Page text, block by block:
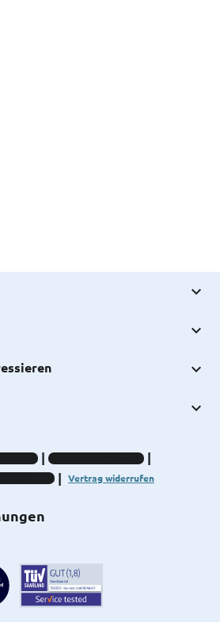
Compliance-Hinweise
Vertrag widerrufen